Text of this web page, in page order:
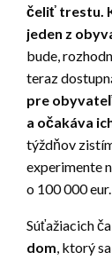
čeliť trestu.
jeden z
bude,
teraz
pre
a očakáva
týždňov
experimente
o 100 000 eur.
Súťažiacich
dom, ktorý